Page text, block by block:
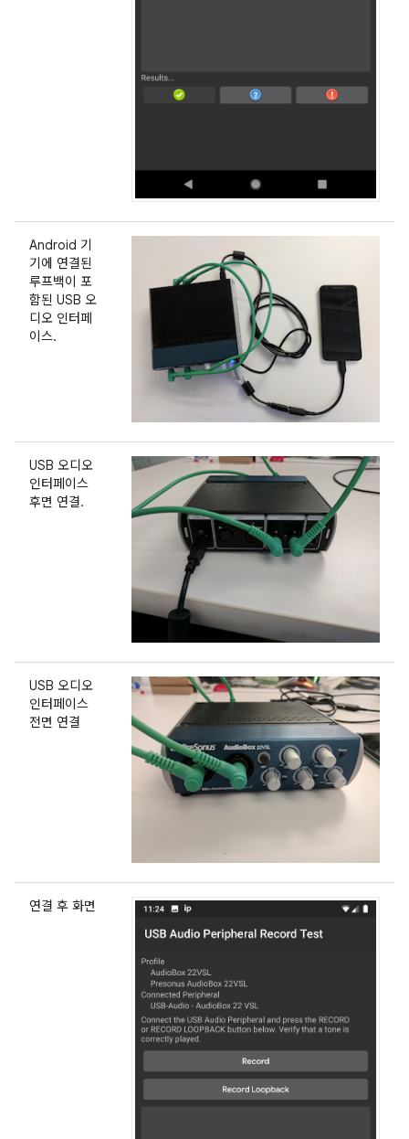
Android 기
기에 연결된
루프백이 포
함된 USB 오
디오 인터페
이스.
USB 오디오
인터페이스
후면 연결.
USB 오디오
인터페이스
전면 연결
연결 후 화면